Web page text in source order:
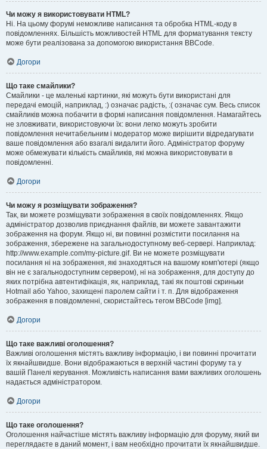
Чи можу я використовувати HTML?
Ні. На цьому форумі неможливе написання та обробка HTML-коду в
повідомленнях. Більшість можливостей HTML для форматування тексту
може бути реалізована за допомогою використання BBCode.
Догори
Що таке смайлики?
Смайлики - це маленькі картинки, які можуть бути використані для
передачі емоцій, наприклад, :) означає радість, :( означає сум. Весь список
смайликів можна побачити в формі написання повідомлення. Намагайтесь
не зловживати, використовуючи їх: вони легко можуть зробити
повідомлення нечитабельним і модератор може вирішити відредагувати
ваше повідомлення або взагалі видалити його. Адміністратор форуму
може обмежувати кількість смайликів, які можна використовувати в
повідомленні.
Догори
Чи можу я розміщувати зображення?
Так, ви можете розміщувати зображення в своїх повідомленнях. Якщо
адміністратор дозволив приєднання файлів, ви можете завантажити
зображення на форум. Якщо ні, ви повинні розмістити посилання на
зображення, збережене на загальнодоступному веб-сервері. Наприклад:
http://www.example.com/my-picture.gif. Ви не можете розміщувати
посилання ні на зображення, які знаходяться на вашому комп'ютері (якщо
він не є загальнодоступним сервером), ні на зображення, для доступу до
яких потрібна автентифікація, як, наприклад, такі як поштові скриньки
Hotmail або Yahoo, захищені паролем сайти і т. п. Для відображення
зображення в повідомленні, скористайтесь тегом BBCode [img].
Догори
Що таке важливі оголошення?
Важливі оголошення містять важливу інформацію, і ви повинні прочитати
їх якнайшвидше. Вони відображаються в верхній частині форуму та у
вашій Панелі керування. Можливість написання вами важливих оголошень
надається адміністратором.
Догори
Що таке оголошення?
Оголошення найчастіше містять важливу інформацію для форуму, який ви
переглядаєте в даний момент, і вам необхідно прочитати їх якнайшвидше.